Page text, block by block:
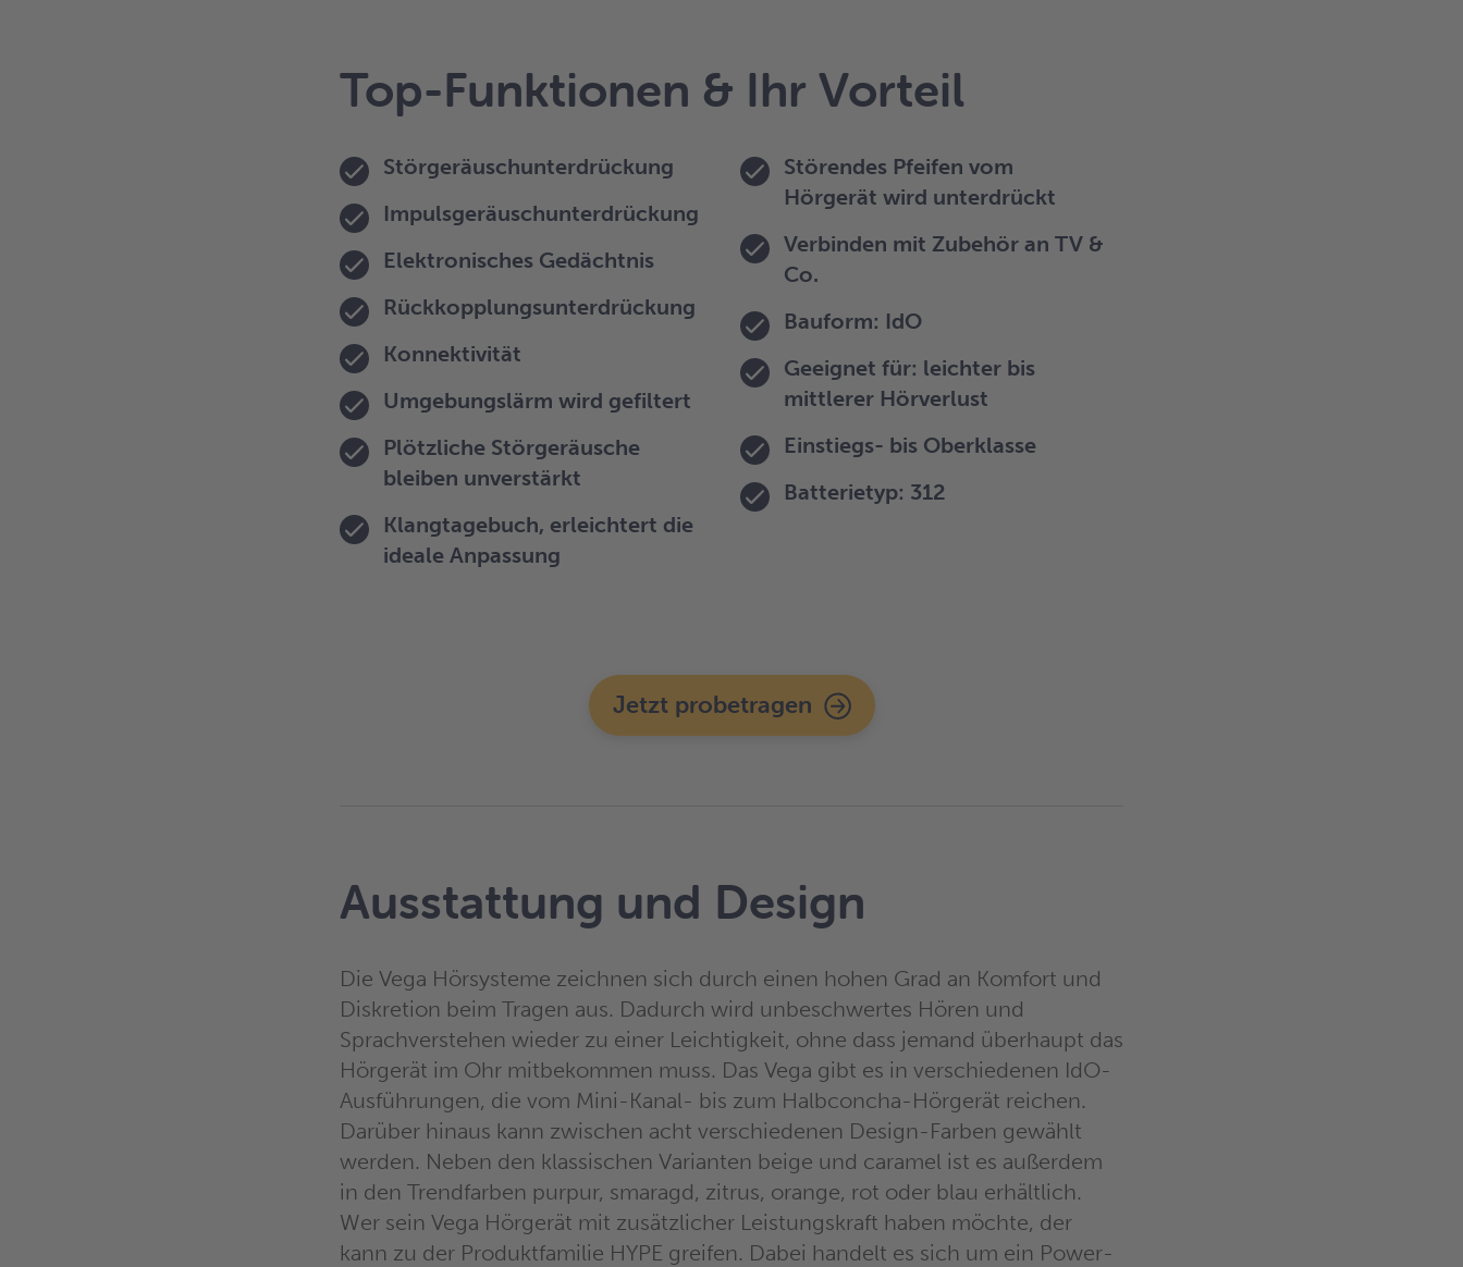
Top-Funktionen & Ihr Vorteil
Störgeräuschunterdrückung
Impulsgeräuschunterdrückung
Elektronisches Gedächtnis
Rückkopplungsunterdrückung
Konnektivität
Umgebungslärm wird gefiltert
Plötzliche Störgeräusche
bleiben unverstärkt
Klangtagebuch, erleichtert die
ideale Anpassung
Störendes Pfeifen vom
Hörgerät wird unterdrückt
Verbinden mit Zubehör an TV &
Co.
Bauform: IdO
Geeignet für: leichter bis
mittlerer Hörverlust
Einstiegs- bis Oberklasse
Batterietyp: 312
Jetzt probetragen
Ausstattung und Design
Die Vega Hörsysteme zeichnen sich durch einen hohen Grad an Komfort und
Diskretion beim Tragen aus. Dadurch wird unbeschwertes Hören und
Sprachverstehen wieder zu einer Leichtigkeit, ohne dass jemand überhaupt das
Hörgerät im Ohr mitbekommen muss. Das Vega gibt es in verschiedenen IdO-
Ausführungen, die vom Mini-Kanal- bis zum Halbconcha-Hörgerät reichen.
Darüber hinaus kann zwischen acht verschiedenen Design-Farben gewählt
werden. Neben den klassischen Varianten beige und caramel ist es außerdem
in den Trendfarben purpur, smaragd, zitrus, orange, rot oder blau erhältlich.
Wer sein Vega Hörgerät mit zusätzlicher Leistungskraft haben möchte, der
kann zu der Produktfamilie HYPE greifen. Dabei handelt es sich um ein Power-